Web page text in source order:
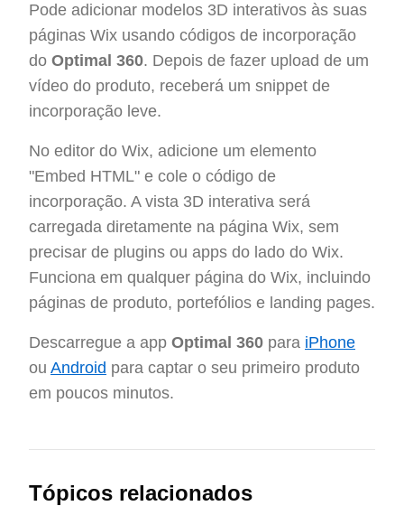
Pode adicionar modelos 3D interativos às suas
páginas Wix usando códigos de incorporação
do Optimal 360. Depois de fazer upload de um
vídeo do produto, receberá um snippet de
incorporação leve.
No editor do Wix, adicione um elemento
"Embed HTML" e cole o código de
incorporação. A vista 3D interativa será
carregada diretamente na página Wix, sem
precisar de plugins ou apps do lado do Wix.
Funciona em qualquer página do Wix, incluindo
páginas de produto, portefólios e landing pages.
Descarregue a app Optimal 360 para iPhone
ou Android para captar o seu primeiro produto
em poucos minutos.
Tópicos relacionados